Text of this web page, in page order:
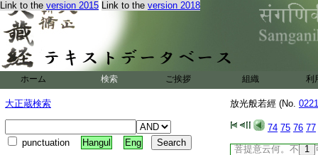
Link to the version 2015 Link to the version 2018
ホーム 検索 ご挨拶 組織 利
大正蔵検索
punctuation Hangul Eng
放光般若經 (No.
74 75 76 77
自然事如來事薩云若
◎
佛 7 語須菩
不可稱限。須菩提
陰不可思議無有與
可思議無有與等者
乃至薩云若亦不可
何以故。五陰薩云
乃至薩云若不可思
菩提意云何。不
1